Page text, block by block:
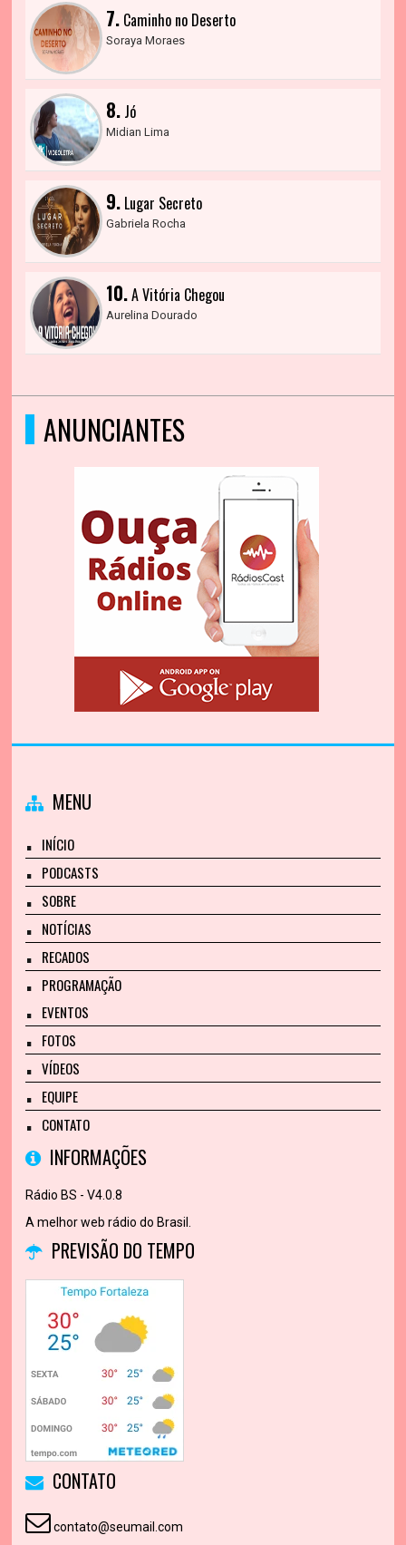
7. Caminho no Deserto
Soraya Moraes
8. Jó
Midian Lima
9. Lugar Secreto
Gabriela Rocha
10.A Vitória Chegou
Aurelina Dourado
ANUNCIANTES
MENU
INÍCIO
PODCASTS
SOBRE
NOTÍCIAS
RECADOS
PROGRAMAÇÃO
EVENTOS
FOTOS
VÍDEOS
EQUIPE
CONTATO
INFORMAÇÕES
Rádio BS - V4.0.8
A melhor web rádio do Brasil.
PREVISÃO DO TEMPO
CONTATO
contato@seumail.com